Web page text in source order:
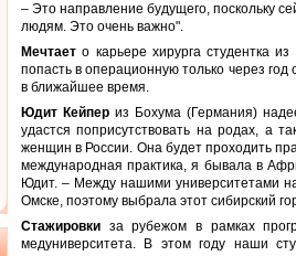
– Это направление будущего, поскольку
людям. Это очень важно".
Мечтает о карьере хирурга студентка
попасть в операционную только через
в ближайшее время.
Юдит Кейпер из Бохума (Германия)
удастся поприсутствовать на родах, а
женщин в России. Она будет проходить
международная практика, я бывала в
Юдит. – Между нашими университетами
Омске, поэтому выбрала этот сибирский
Стажировки за рубежом в рамках
медуниверситета. В этом году наши